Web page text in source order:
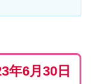
年6月30日